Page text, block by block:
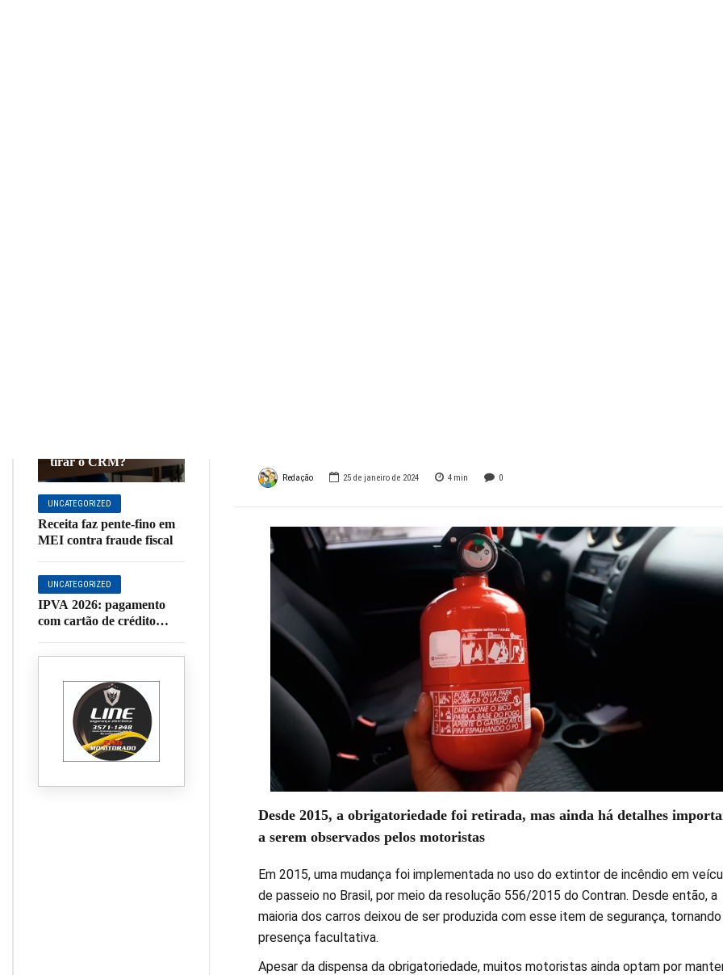
tirar o CRM?
UNCATEGORIZED
Receita faz pente-fino em
MEI contra fraude fiscal
UNCATEGORIZED
IPVA 2026: pagamento
com cartão de crédito
da Secretaria de Estado de
Redação 25 de janeiro de 2024 4 min 0
Desde 2015, a obrigatoriedade foi retirada, mas ainda há detalhes
a serem observados pelos motoristas
Em 2015, uma mudança foi implementada no uso do extintor de incêndio em
de passeio no Brasil, por meio da resolução 556/2015 do Contran. Desde então, a
maioria dos carros deixou de ser produzida com esse item de segurança, tornando
presença facultativa.
Apesar da dispensa da obrigatoriedade, muitos motoristas ainda optam por